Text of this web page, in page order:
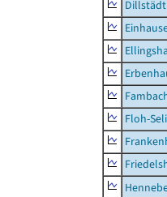
Dillstädt
Floh-